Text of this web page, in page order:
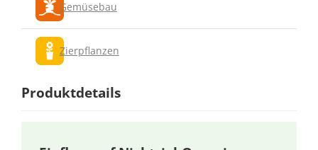
Gemüsebau
Zierpflanzen
Produktdetails